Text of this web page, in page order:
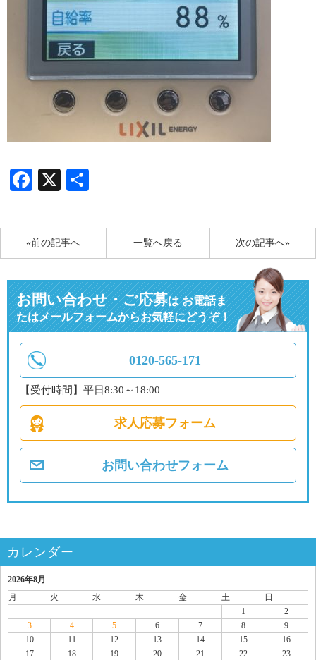
Facebook
X
«前の記事へ 次の記事へ»
一覧へ戻る
お問い合わせ・ご応募はお電話ま
たはメールフォームからお気軽にどうぞ！
0120-565-171
【受付時間】平日8:30～18:00
求人応募フォーム
お問い合わせフォーム
カレンダー
2026年8月
月
火 水 木 金 土
日
1
2
3
4 5 6 7 8
9
10
11 12 13 14 15
16
17
18 19 20 21 22
23